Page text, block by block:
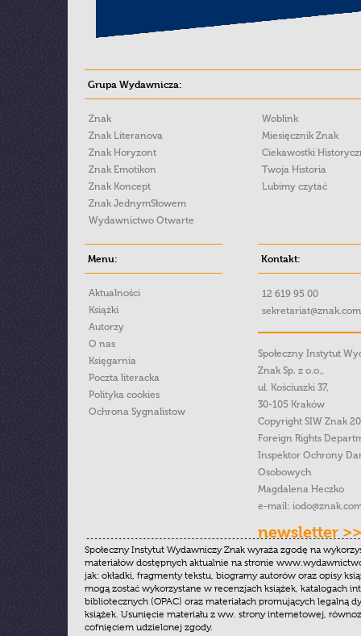
Grupa Wydawnicza:
Znak
Znak Literanova
Znak Horyzont
Znak Emotikon
Znak Koncept
Znak JednymSłowem
Wydawnictwo Otwarte
Woblink
Miesięcznik Znak
Ciekawostki
Twoja Historia
Lubimy czytać
Menu:
Aktualności
Książki
Autorzy
O nas
Księgarnia
Poczta literacka
Polityka cookies
Ochrona Sygnalistow
Kontakt:
12 619 95 00
Społeczny Instytut
Znak Sp. z o.o.,
ul. Kościuszki 37,
30-105 Kraków
Copyright SIW Znak
Foreign Rights
Inspektor Ochrony
Osobowych
Magdalena Heczko
e-mail:
newsletter >>
Społeczny Instytut Wydawniczy Znak wyraża zgodę na
materiałów dostępnych aktualnie na stronie
jak: okładki, fragmenty tekstu, biogramy autorów oraz opisy
mogą zostać wykorzystane w recenzjach książek, katalogach
bibliotecznych (OPAC) oraz materiałach promujących legalną
książek. Usunięcie materiału z ww. strony internetowej,
cofnięciem udzielonej zgody.